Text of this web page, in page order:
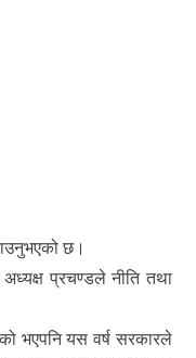
छ।
अध्यक्ष प्रचण्डले नीति तथा
भएपनि यस वर्ष सरकारले